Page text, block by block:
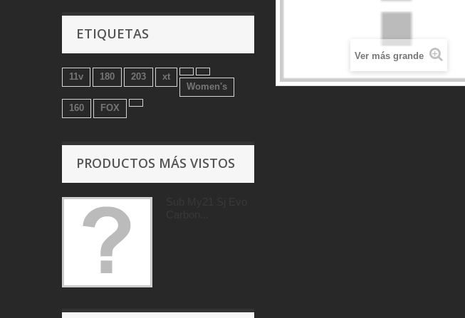
ETIQUETAS
11v 180 203
xt
Women's
160
FOX
PRODUCTOS MÁS VISTOS
Ver más grande